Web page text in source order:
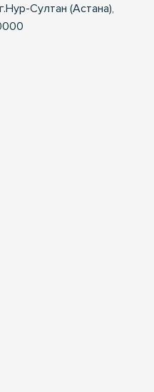
Султан (Астана),